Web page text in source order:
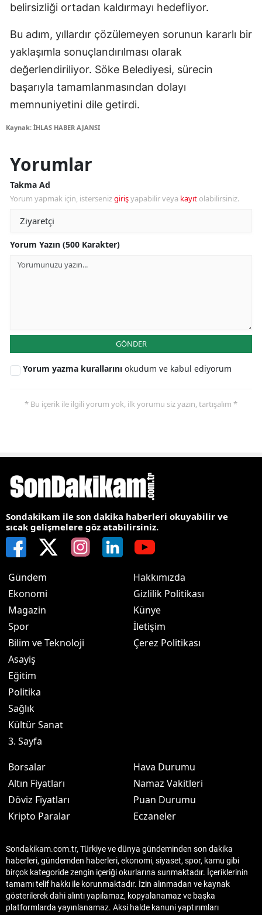
belirsizliği ortadan kaldırmayı hedefliyor.
Bu adım, yıllardır çözülemeyen sorunun kararlı bir
yaklaşımla sonuçlandırılması olarak
değerlendiriliyor. Söke Belediyesi, sürecin
başarıyla tamamlanmasından dolayı
memnuniyetini dile getirdi.
Kaynak: İHLAS HABER AJANSI
Yorumlar
Takma Ad
Yorum yapmak için, istersenizgirişyapabilir veya kayıt olabilirsiniz.
Yorum Yazın (500 Karakter)
GÖNDER
Yorum yazma kurallarını okudum ve kabul ediyorum
* Bu içerik ile ilgili yorum yok, ilk yorumu siz yazın, tartışalım *
Sondakikam ile son dakika haberleri okuyabilir ve
sıcak gelişmelere göz atabilirsiniz.
Gündem
Ekonomi
Magazin
Spor
Bilim ve Teknoloji
Asayiş
Eğitim
Politika
Sağlık
Kültür Sanat
3. Sayfa
Hakkımızda
Gizlilik Politikası
Künye
İletişim
Çerez Politikası
Borsalar
Altın Fiyatları
Döviz Fiyatları
Kripto Paralar
Hava Durumu
Namaz Vakitleri
Puan Durumu
Eczaneler
Sondakikam.com.tr, Türkiye ve dünya gündeminden son dakika
haberleri, gündemden haberleri, ekonomi, siyaset, spor, kamu gibi
birçok kategoride zengin içeriği okurlarına sunmaktadır. İçeriklerinin
tamamı telif hakkı ile korunmaktadır. İzin alınmadan ve kaynak
gösterilerek dahi alıntı yapılamaz, kopyalanamaz ve başka
platformlarda yayınlanamaz. Aksi halde kanuni yaptırımları